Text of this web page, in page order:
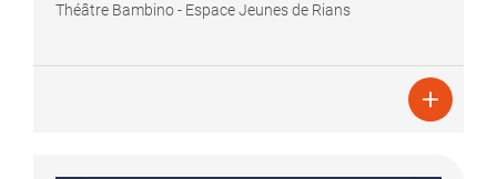
Théâtre Bambino - Espace Jeunes de Rians
